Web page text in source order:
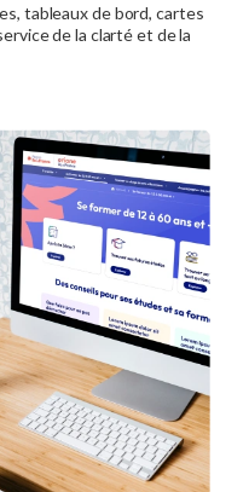
tableaux de bord, cartes
de la clarté et de la